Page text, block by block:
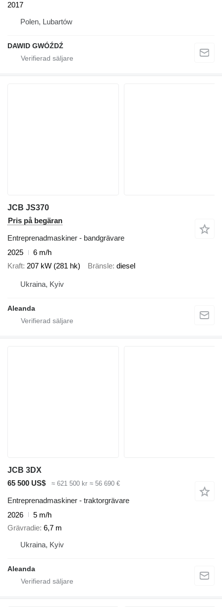
2017
Polen, Lubartów
DAWID GWÓŹDŹ
JCB JS370
Pris på begäran
Entreprenadmaskiner - bandgrävare
2025
6 m/h
Kraft 207 kW (281 hk) Bränsle diesel
Ukraina, Kyiv
Aleanda
JCB 3DX
65 500 US$
≈ 621 500 kr ≈ 56 690 €
Entreprenadmaskiner - traktorgrävare
2026
5 m/h
Grävradie 6,7 m
Ukraina, Kyiv
Aleanda